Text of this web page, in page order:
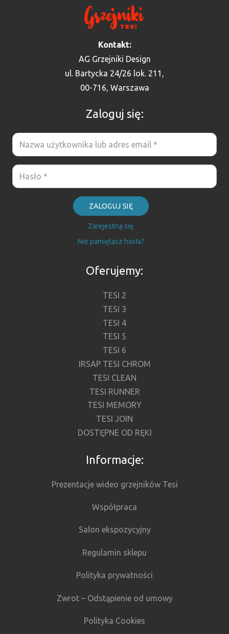
Kontakt:
AG Grzejniki Design
ul. Bartycka 24/26 lok. 211,
00-716, Warszawa
Zaloguj się:
ZALOGUJ SIĘ
Zarejestruj się
Nie pamiętasz hasła?
Oferujemy:
TESI 2
TESI 3
TESI 4
TESI 5
TESI 6
IRSAP TESI CHROM
TESI CLEAN
TESI RUNNER
TESI MEMORY
TESI JOIN
DOSTĘPNE OD RĘKI
Informacje:
Prezentacje wideo grzejników Tesi
Współpraca
Salon ekspozycyjny
Regulamin sklepu
Polityka prywatności
Zwrot – Odstąpienie od umowy
Polityka Cookies